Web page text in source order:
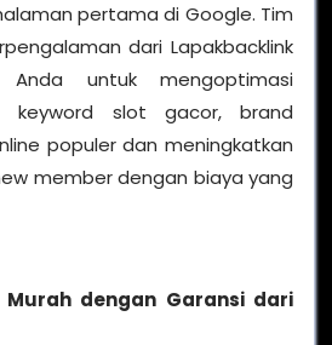
pertama di Google. Tim
dari Lapakbacklink
untuk mengoptimasi
keyword slot gacor, brand
populer dan meningkatkan
member dengan biaya yang
dengan Garansi dari